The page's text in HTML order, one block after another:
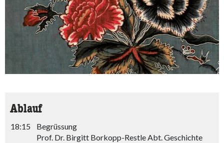
Ablauf
18:15
Begrüssung
Prof. Dr. Birgitt Borkopp-Restle Abt. Geschichte